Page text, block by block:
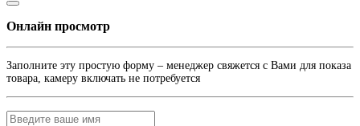
Онлайн просмотр
Заполните эту простую форму – менеджер свяжется с Вами для показа
товара, камеру включать не потребуется